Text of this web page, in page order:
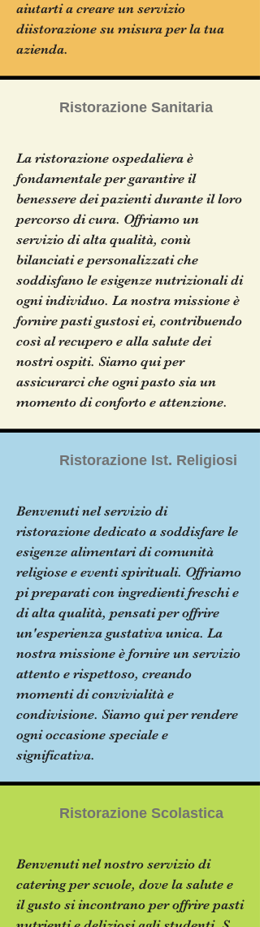
aiutarti a creare un servizio
diistorazione su misura per la tua
azienda.
Ristorazione Sanitaria
La ristorazione ospedaliera è
fondamentale per garantire il
benessere dei pazienti durante il loro
percorso di cura. Offriamo un
servizio di alta qualità, conù
bilanciati e personalizzati che
soddisfano le esigenze nutrizionali di
ogni individuo. La nostra missione è
fornire pasti gustosi ei, contribuendo
così al recupero e alla salute dei
nostri ospiti. Siamo qui per
assicurarci che ogni pasto sia un
momento di conforto e attenzione.
Ristorazione Ist. Religiosi
Benvenuti nel servizio di
ristorazione dedicato a soddisfare le
esigenze alimentari di comunità
religiose e eventi spirituali. Offriamo
pi preparati con ingredienti freschi e
di alta qualità, pensati per offrire
un'esperienza gustativa unica. La
nostra missione è fornire un servizio
attento e rispettoso, creando
momenti di convivialità e
condivisione. Siamo qui per rendere
ogni occasione speciale e
significativa.
Ristorazione Scolastica
Benvenuti nel nostro servizio di
catering per scuole, dove la salute e
il gusto si incontrano per offrire pasti